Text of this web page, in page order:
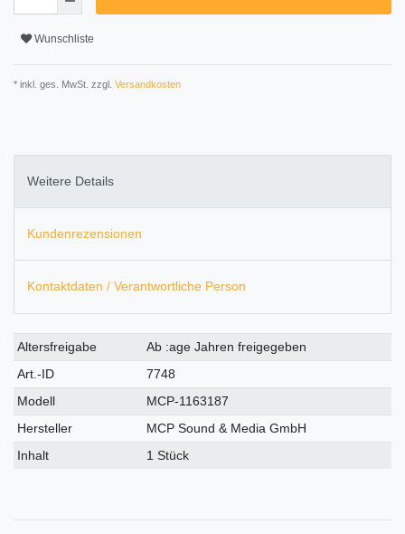
Wunschliste
* inkl. ges. MwSt. zzgl. Versandkosten
Weitere Details
Kundenrezensionen
Kontaktdaten / Verantwortliche Person
Technisches
Merkmal
Wert
Altersfreigabe
Ab :age Jahren freigegeben
Art.-ID
7748
Modell
MCP-1163187
Hersteller
MCP Sound & Media GmbH
Inhalt
1 Stück